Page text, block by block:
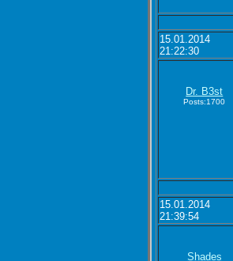
15.01.2014
21:22:30
Dr. B3st
Posts:1700
15.01.2014
21:39:54
Shades